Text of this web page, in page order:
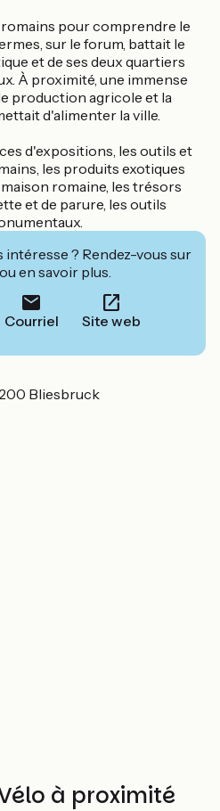
romains pour comprendre le
sur le forum, battait le
et de ses deux quartiers
À proximité, une immense
production agricole et la
d'alimenter la ville.
d'expositions, les outils et
les produits exotiques
romaine, les trésors
et de parure, les outils
intéresse ? Rendez-vous sur
en savoir plus.
Courriel Site web
Bliesbruck
à proximité